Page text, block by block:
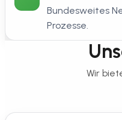
Bundesweites
Prozesse.
Wir